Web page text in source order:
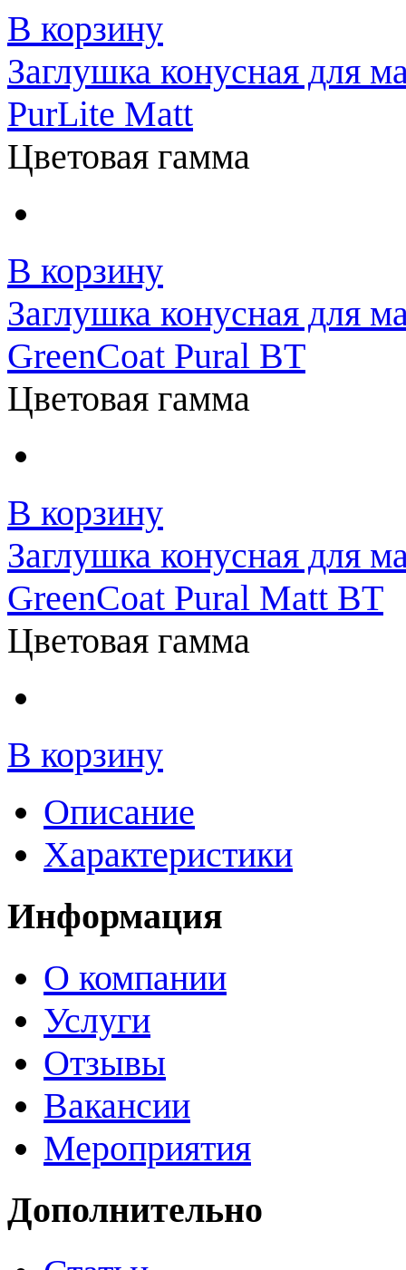
В корзину
Заглушка конусная для
PurLite Matt
Цветовая гамма
В корзину
Заглушка конусная для
GreenCoat Pural BT
Цветовая гамма
В корзину
Заглушка конусная для
GreenCoat Pural Matt BT
Цветовая гамма
В корзину
Описание
Характеристики
Информация
О компании
Услуги
Отзывы
Вакансии
Мероприятия
Дополнительно